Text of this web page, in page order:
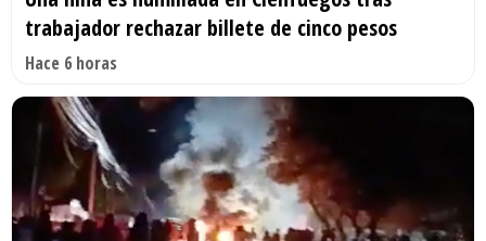
trabajador rechazar billete de cinco pesos
Hace 6 horas